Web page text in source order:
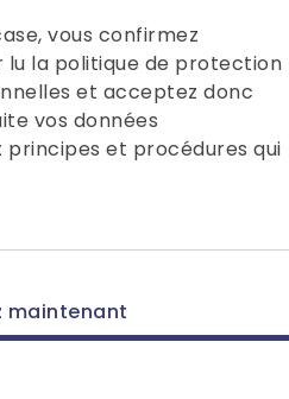
vous confirmez
la politique de protection
et acceptez donc
vos données
et procédures qui
maintenant